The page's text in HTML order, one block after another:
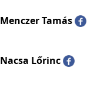
Menczer Tamás
Nacsa Lőrinc